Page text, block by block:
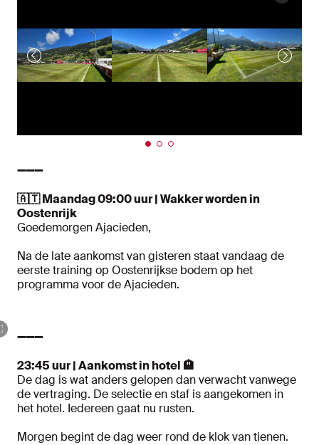
➖➖➖
🇦🇹 Maandag 09:00 uur | Wakker worden in
Oostenrijk
Goedemorgen Ajacieden,
Na de late aankomst van gisteren staat vandaag de
eerste training op Oostenrijkse bodem op het
programma voor de Ajacieden.
➖➖➖
23:45 uur | Aankomst in hotel 🏨
De dag is wat anders gelopen dan verwacht vanwege
de vertraging. De selectie en staf is aangekomen in
het hotel. Iedereen gaat nu rusten.
Morgen begint de dag weer rond de klok van tienen.